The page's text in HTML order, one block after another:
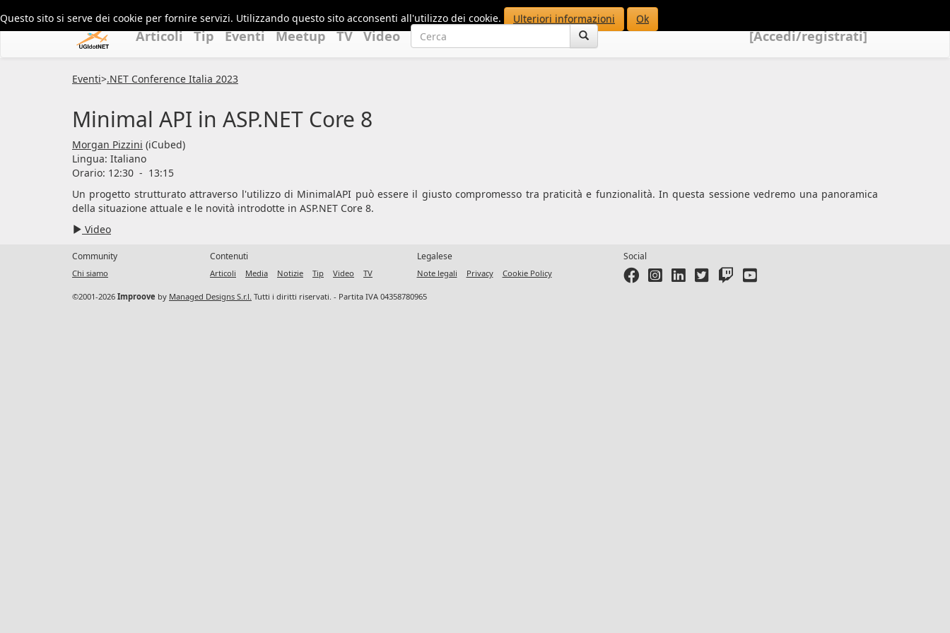
Questo sito si serve dei cookie per fornire servizi. Utilizzando questo sito acconsenti all'utilizzo dei cookie. Ulteriori informazioni Ok
Articoli Tip Eventi Meetup TV Video [Accedi/registrati]
Eventi>.NET Conference Italia 2023
Minimal API in ASP.NET Core 8
Morgan Pizzini (iCubed)
Lingua: Italiano
Orario: 12:30 - 13:15
Un progetto strutturato attraverso l'utilizzo di MinimalAPI può essere il giusto compromesso tra praticità e funzionalità. In questa sessione vedremo una panoramica
della situazione attuale e le novità introdotte in ASP.NET Core 8.
Video
Community
Chi siamo
Contenuti
Articoli Media Notizie Tip Video TV
Legalese
Note legali Privacy Cookie Policy
Social
©2001-2026 Improove by Managed Designs S.r.l. Tutti i diritti riservati. - Partita IVA 04358780965